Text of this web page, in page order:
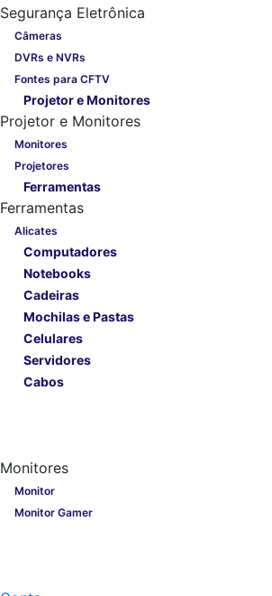
Segurança Eletrônica
Câmeras
DVRs e NVRs
Fontes para CFTV
Projetor e Monitores
Projetor e Monitores
Monitores
Projetores
Ferramentas
Ferramentas
Alicates
Computadores
Notebooks
Cadeiras
Mochilas e Pastas
Celulares
Servidores
Cabos
Monitores
Monitor
Monitor Gamer